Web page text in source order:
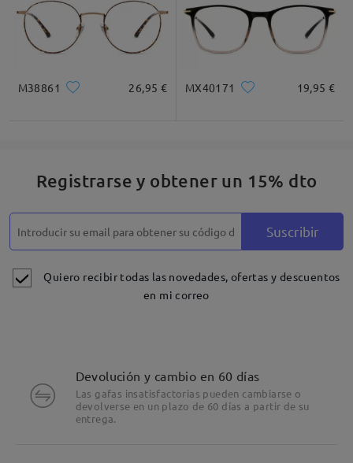
M38861 26,95 € MX40171 19,95 €
Registrarse y obtener un 15% dto
Suscribir
Quiero recibir todas las novedades, ofertas y descuentos
en mi correo
Devolución y cambio en 60 días
Las gafas insatisfactorias pueden cambiarse o
devolverse en un plazo de 60 días a partir de su
entrega.